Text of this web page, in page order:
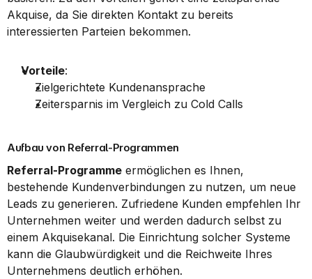
Akquise, da Sie direkten Kontakt zu bereits
interessierten Parteien bekommen.
Vorteile:
Zielgerichtete Kundenansprache
Zeitersparnis im Vergleich zu Cold Calls
Aufbau von Referral-Programmen
Referral-Programme ermöglichen es Ihnen,
bestehende Kundenverbindungen zu nutzen, um neue
Leads zu generieren. Zufriedene Kunden empfehlen Ihr
Unternehmen weiter und werden dadurch selbst zu
einem Akquisekanal. Die Einrichtung solcher Systeme
kann die Glaubwürdigkeit und die Reichweite Ihres
Unternehmens deutlich erhöhen.